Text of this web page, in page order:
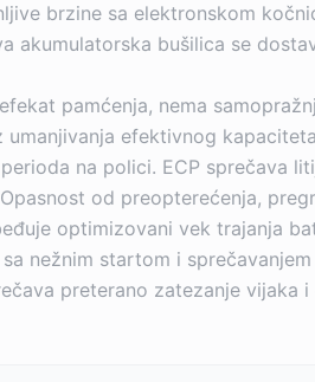
brzine sa elektronskom
akumulatorska bušilica se
pamćenja, nema
efektivnog
na polici. ECP sprečava
od preopterećenja,
optimizovani vek trajanja
nežnim startom i
preterano zatezanje vijaka